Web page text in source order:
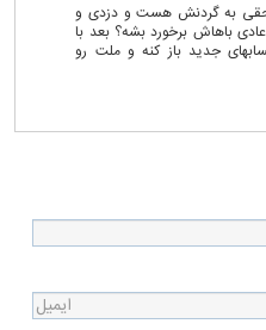
حقی به گردنش هست و دزدی و
عادی باهاش برخورد بشه؟ بعد با
جدید باز کنه و ملت رو